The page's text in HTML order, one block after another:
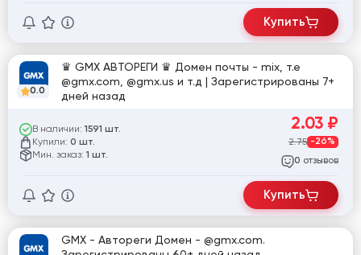
Купить
0.0
♛ GMX АВТОРЕГИ ♛ Домен почты - mix, т.е
@gmx.com, @gmx.us и т.д | Зарегистрированы 7+
дней назад
В наличии: 1591 шт.
Купили: 0 шт.
Мин. заказ: 1 шт.
2.03 ₽
2.75 -26%
0 отзывов
Купить
GMX - Автореги Домен - @gmx.com.